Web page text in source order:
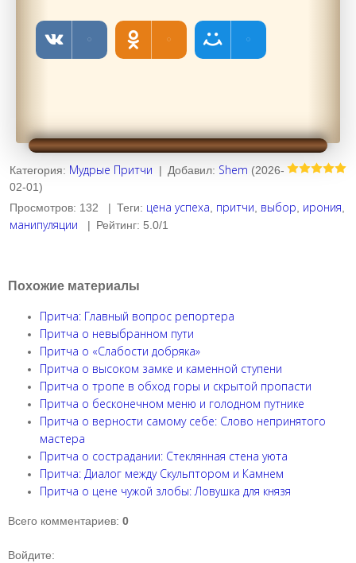
Категория: Мудрые Притчи | Добавил: Shem (2026-
02-01)
Просмотров: 132 | Теги: цена успеха притчи выбор ирония
манипуляции | Рейтинг: 5.0/1
Похожие материалы
Притча: Главный вопрос репортера
Притча о невыбранном пути
Притча о «Слабости добряка»
Притча о высоком замке и каменной ступени
Притча о тропе в обход горы и скрытой пропасти
Притча о бесконечном меню и голодном путнике
Притча о верности самому себе: Слово непринятого
мастера
Притча о сострадании: Стеклянная стена уюта
Притча: Диалог между Скульптором и Камнем
Притча о цене чужой злобы: Ловушка для князя
Всего комментариев: 0
Войдите: